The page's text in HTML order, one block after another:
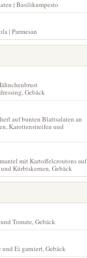
| Basilikumpesto
| Parmesan
Gebäck
auf bunten Blattsalaten an
Karottenstreifen und
mit Kartoffelcroutons auf
Kürbiskernen, Gebäck
Tomate, Gebäck
Ei garniert, Gebäck